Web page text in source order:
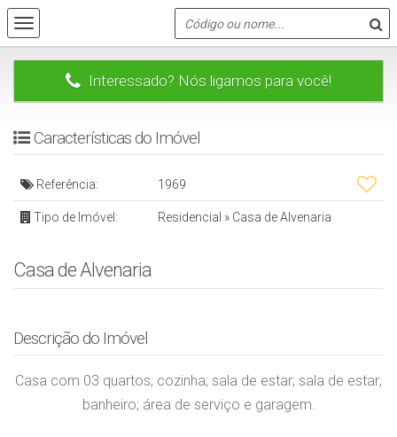
Interessado? Nós ligamos para você!
Características do Imóvel
Referência: 1969
Tipo de Imóvel: Residencial » Casa de Alvenaria
Casa de Alvenaria
Descrição do Imóvel
Casa com 03 quartos; cozinha; sala de estar; sala de estar;
banheiro; área de serviço e garagem.